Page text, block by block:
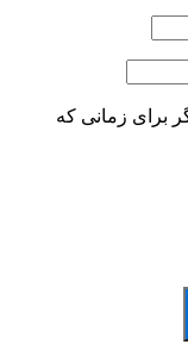
برای زمانی که